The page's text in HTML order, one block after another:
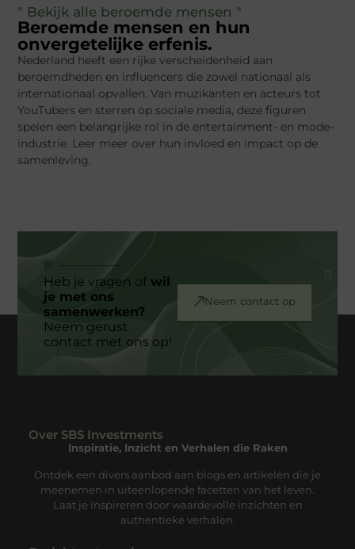
" Bekijk alle beroemde mensen "
Beroemde mensen en hun
onvergetelijke erfenis.
Nederland heeft een rijke verscheidenheid aan
beroemdheden en influencers die zowel nationaal als
internationaal opvallen. Van muzikanten en acteurs tot
YouTubers en sterren op sociale media, deze figuren
spelen een belangrijke rol in de entertainment- en mode-
industrie. Leer meer over hun invloed en impact op de
samenleving.
Heb je vragen ofwil
je met ons
samenwerken?
Neem gerust
contact met ons op!
Neem contact op
Over SBS Investments
Inspiratie, Inzicht en Verhalen die Raken
Ontdek een divers aanbod aan blogs en artikelen die je
meenemen in uiteenlopende facetten van het leven.
Laat je inspireren door waardevolle inzichten en
authentieke verhalen.